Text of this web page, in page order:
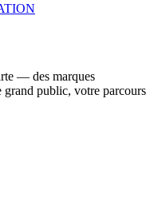
— des marques
grand public, votre parcours